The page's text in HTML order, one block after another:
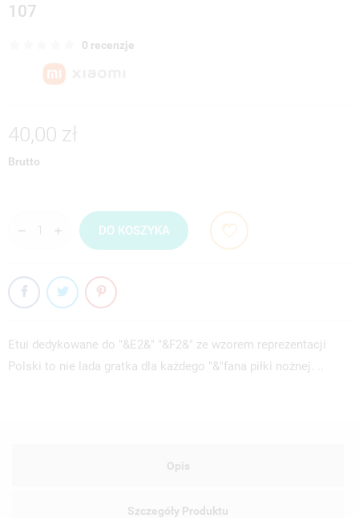
107
0 recenzje
40,00 zł
Brutto
DO KOSZYKA
Etui dedykowane do "&E2&" "&F2&" ze wzorem reprezentacji
Polski to nie lada gratka dla każdego "&"fana piłki nożnej. ..
Opis
Szczegóły Produktu